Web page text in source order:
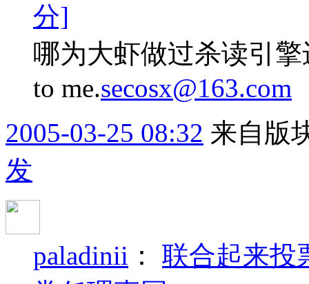
分]
哪为大虾做过杀读引
to me.secosx@163.com
2005-03-25 08:32 来自版
发
paladinii ： 联合起来投